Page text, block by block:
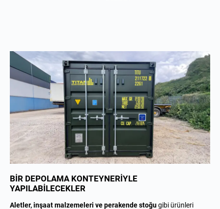
BİR DEPOLAMA KONTEYNERİYLE
YAPILABİLECEKLER
Aletler, inşaat malzemeleri ve perakende stoğugibi ürünleri